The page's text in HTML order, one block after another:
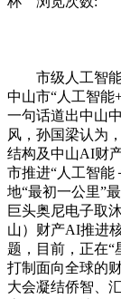
市级人工智能
中山市“人工智能
一句话道出中山
风，孙国梁认为
结构及中山AI财
市推进“人工智能
地“最初一公里”
巨头奥尼电子取
山）财产AI推进
题，目前，正在“
打制面向全球的
大会凝结侨智、